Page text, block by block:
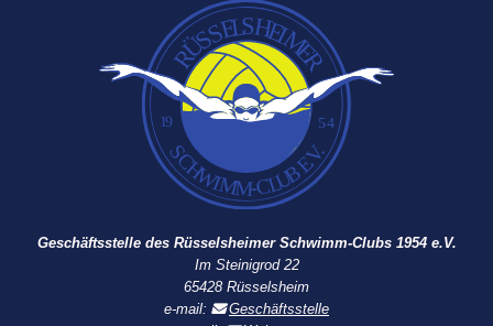
Geschäftsstelle des Rüsselsheimer Schwimm-Clubs 1954 e.V.
Im Steinigrod 22
65428 Rüsselsheim
e-mail:
Geschäftsstelle